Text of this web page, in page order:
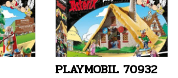
PLAYMOBIL 70932